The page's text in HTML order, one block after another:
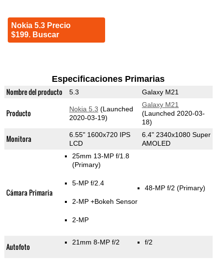
Nokia 5.3 Precio
$199. Buscar
Especificaciones Primarias
Nombre del producto 5.3 Galaxy M21
Producto Nokia 5.3 (Launched
2020-03-19)
Galaxy M21
(Launched 2020-03-
18)
Monitora
6.55" 1600x720 IPS
LCD
6.4" 2340x1080 Super
AMOLED
Cámara Primaria
25mm 13-MP f/1.8
(Primary)
5-MP f/2.4
2-MP +Bokeh Sensor
2-MP
48-MP f/2 (Primary)
Autofoto 21mm 8-MP f/2 f/2